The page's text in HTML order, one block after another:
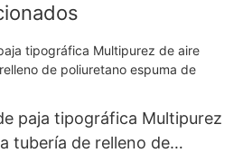
paja tipográfica Multipurez
tubería de relleno de